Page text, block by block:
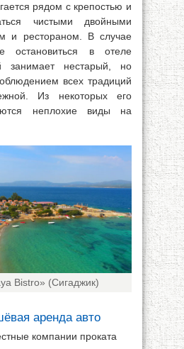
рядом с крепостью и
чистыми двойными
и рестораном. В случае
остановиться в отеле
занимает нестарый, но
всех традиций
Из некоторых его
неплохие виды на
Bistro» (Сигаджик)
аренда авто
компании проката